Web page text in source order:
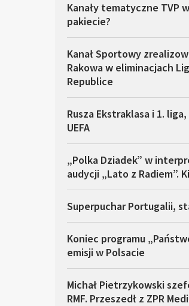
Kanały tematyczne TVP
pakiecie?
Kanał Sportowy
Rakowa w eliminacjach
Republice
Rusza Ekstraklasa i 1.
UEFA
„Polka Dziadek” w
audycji „Lato z Radiem”.
Superpuchar Portugalii,
Koniec programu
emisji w Polsacie
Michał Pietrzykowski
RMF. Przeszedł z ZPR